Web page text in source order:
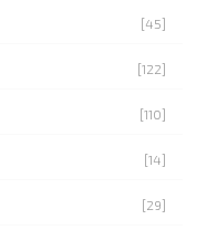
[45]
[122]
[110]
[14]
[29]